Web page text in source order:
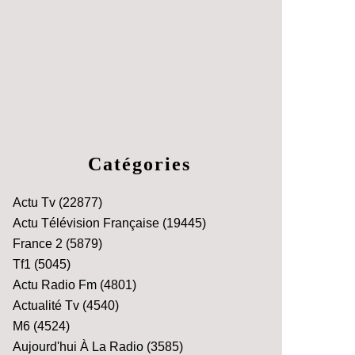
Catégories
Actu Tv (22877)
Actu Télévision Française (19445)
France 2 (5879)
Tf1 (5045)
Actu Radio Fm (4801)
Actualité Tv (4540)
M6 (4524)
Aujourd'hui À La Radio (3585)